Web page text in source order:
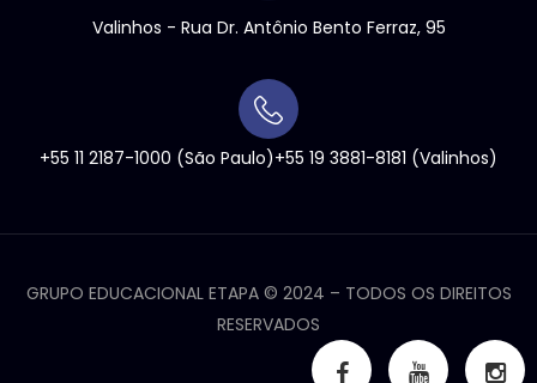
Valinhos - Rua Dr. Antônio Bento Ferraz, 95
+55 11 2187-1000 (São Paulo)+55 19 3881-8181 (Valinhos)
GRUPO EDUCACIONAL ETAPA © 2024 – TODOS OS DIREITOS
RESERVADOS